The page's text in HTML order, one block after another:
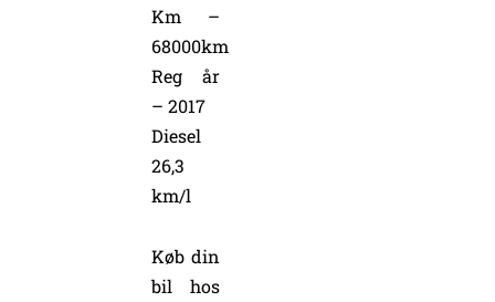
Km –
68000km
Reg år
– 2017
Diesel
26,3
km/l
Køb din
bil hos